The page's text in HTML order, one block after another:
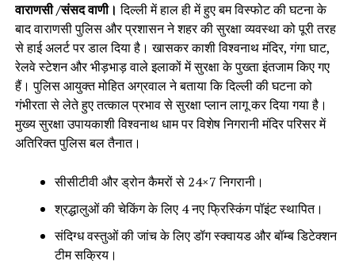
वाराणसी /संसद वाणी। दिल्ली में हाल ही में हुए बम विस्फोट की घटना के
बाद वाराणसी पुलिस और प्रशासन ने शहर की सुरक्षा व्यवस्था को पूरी तरह
से हाई अलर्ट पर डाल दिया है। खासकर काशी विश्वनाथ मंदिर, गंगा घाट,
रेलवे स्टेशन और भीड़भाड़ वाले इलाकों में सुरक्षा के पुख्ता इंतजाम किए गए
हैं। पुलिस आयुक्त मोहित अग्रवाल ने बताया कि दिल्ली की घटना को
गंभीरता से लेते हुए तत्काल प्रभाव से सुरक्षा प्लान लागू कर दिया गया है।
मुख्य सुरक्षा उपायकाशी विश्वनाथ धाम पर विशेष निगरानी मंदिर परिसर में
अतिरिक्त पुलिस बल तैनात।
सीसीटीवी और ड्रोन कैमरों से 24×7 निगरानी।
श्रद्धालुओं की चेकिंग के लिए 4 नए फ्रिस्किंग पॉइंट स्थापित।
संदिग्ध वस्तुओं की जांच के लिए डॉग स्क्वायड और बॉम्ब डिटेक्शन
टीम सक्रिय।